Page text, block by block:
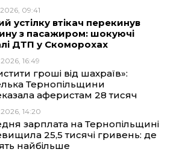
09:41
устілку втікач перекинув
з пасажиром: шокуючі
ДТП у Скоморохах
16:49
гроші від шахраїв»:
Тернопільщини
аферистам 28 тисяч
14:20
зарплата на Тернопільщині
25,5 тисячі гривень: де
найбільше